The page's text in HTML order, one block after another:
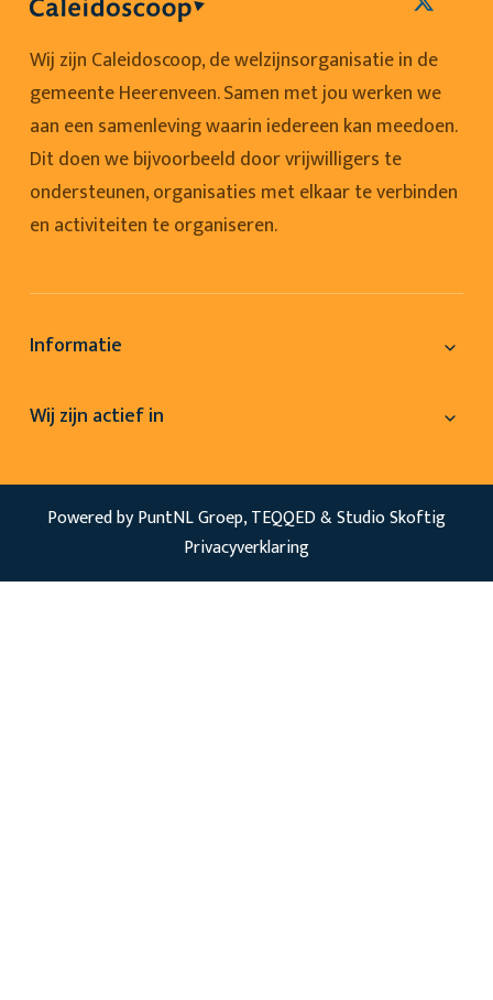
Wij zijn Caleidoscoop, de welzijnsorganisatie in de
gemeente Heerenveen. Samen met jou werken we
aan een samenleving waarin iedereen kan meedoen.
Dit doen we bijvoorbeeld door vrijwilligers te
ondersteunen, organisaties met elkaar te verbinden
en activiteiten te organiseren.
Informatie
Wij zijn actief in
Powered by PuntNL Groep,TEQQED&Studio Skoftig
Privacyverklaring